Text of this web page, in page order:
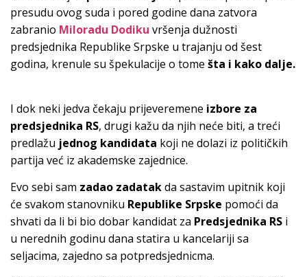
presudu ovog suda i pored godine dana zatvora
zabranio Miloradu Dodiku vršenja dužnosti
predsjednika Republike Srpske u trajanju od šest
godina, krenule su špekulacije o tome šta i kako dalje.
I dok neki jedva čekaju prijeveremene izbore za
predsjednika RS, drugi kažu da njih neće biti, a treći
predlažu jednog kandidata koji ne dolazi iz političkih
partija već iz akademske zajednice.
Evo sebi sam zadao zadatakda sastavim upitnik koji
će svakom stanovniku Republike Srpske pomoći da
shvati da li bi bio dobar kandidat za Predsjednika RS i
u nerednih godinu dana statira u kancelariji sa
seljacima, zajedno sa potpredsjednicma.